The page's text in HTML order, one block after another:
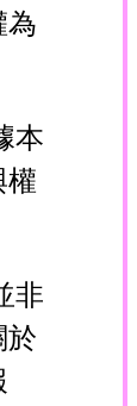
為
本
權
非
於